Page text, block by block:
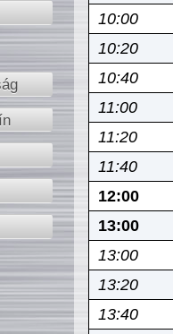
10:00
10:20
10:40
11:00
11:20
11:40
12:00
13:00
13:00
13:20
13:40